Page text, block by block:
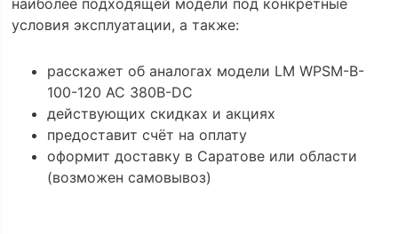
условия эксплуатации, а также:
расскажет об аналогах модели LM WPSM-B-
100-120 AC 380B-DC
действующих скидках и акциях
предоставит счёт на оплату
оформит доставку в Саратове или области
(возможен самовывоз)